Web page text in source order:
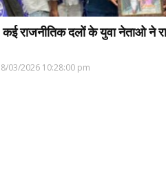
राजनीतिक दलों के युवा नेताओ ने
8/03/2026 10:28:00 pm